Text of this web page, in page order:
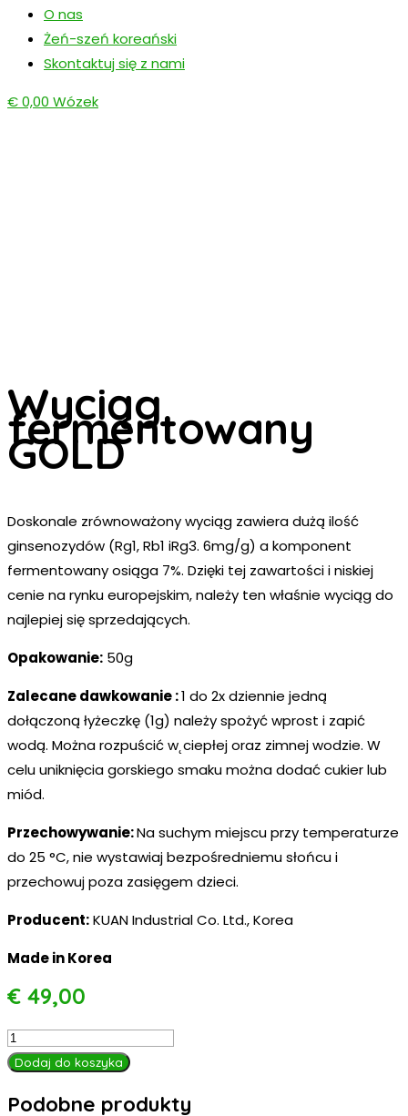
O nas
Żeń-szeń koreański
Skontaktuj się z nami
€0,00 Wózek
Wyciąg
fermentowany
GOLD
Doskonale zrównoważony wyciąg zawiera dużą ilość
ginsenozydów (Rg1, Rb1 iRg3. 6mg/g) a komponent
fermentowany osiąga 7%. Dzięki tej zawartości i niskiej
cenie na rynku europejskim, należy ten właśnie wyciąg do
najlepiej się sprzedających.
Opakowanie: 50g
Zalecane dawkowanie :1 do 2x dziennie jedną
dołączoną łyżeczkę (1g) należy spożyć wprost i zapić
wodą. Można rozpuścić w˛ciepłej oraz zimnej wodzie. W
celu uniknięcia gorskiego smaku można dodać cukier lub
miód.
Przechowywanie:Na suchym miejscu przy temperaturze
do 25 °C, nie wystawiaj bezpośredniemu słońcu i
przechowuj poza zasięgem dzieci.
Producent:KUAN Industrial Co. Ltd., Korea
Made in Korea
€ 49,00
ilość
Wyciąg
GOLD
Dodaj do koszyka
Podobne produkty